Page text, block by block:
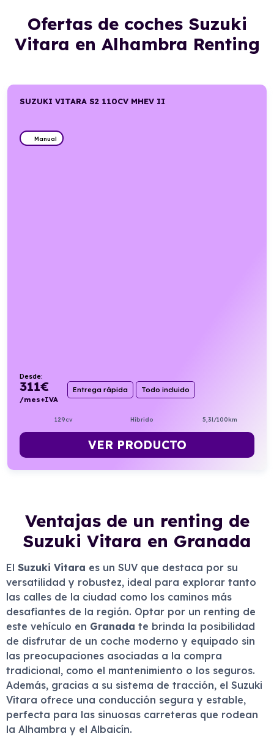
Ofertas de coches Suzuki
Vitara en Alhambra Renting
SUZUKI VITARA S2 110CV MHEV II
Manual
Desde:
311€
/mes+IVA
Entrega rápida Todo incluido
129cv Híbrido 5,3l/100km
VER PRODUCTO
Ventajas de un renting de
Suzuki Vitara en Granada
El Suzuki Vitara es un SUV que destaca por su
versatilidad y robustez, ideal para explorar tanto
las calles de la ciudad como los caminos más
desafiantes de la región. Optar por un renting de
este vehículo en Granada te brinda la posibilidad
de disfrutar de un coche moderno y equipado sin
las preocupaciones asociadas a la compra
tradicional, como el mantenimiento o los seguros.
Además, gracias a su sistema de tracción, el Suzuki
Vitara ofrece una conducción segura y estable,
perfecta para las sinuosas carreteras que rodean
la Alhambra y el Albaicín.